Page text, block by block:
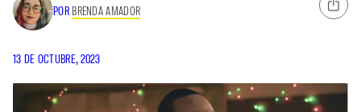
POR BRENDA AMADOR
13 DE OCTUBRE, 2023